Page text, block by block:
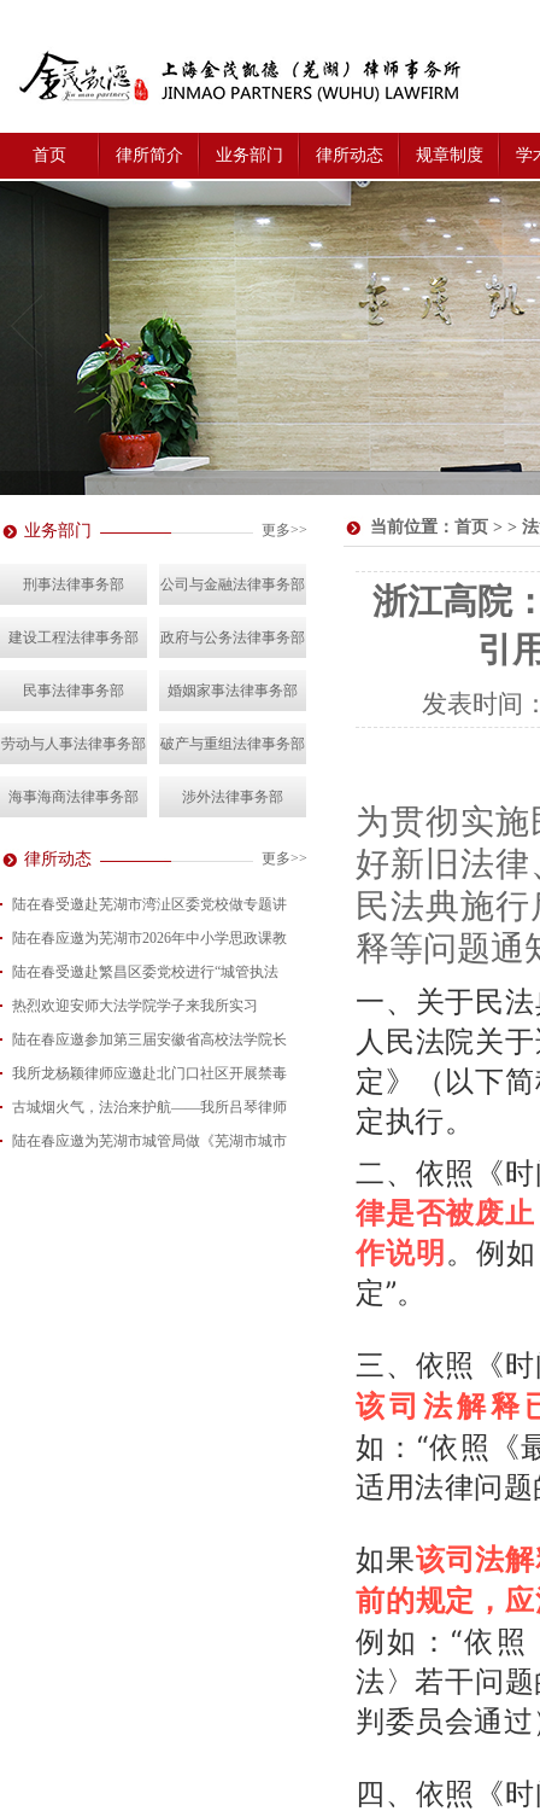
首页 律所简介 业务部门 律所动态 规章制度 学
业务部门 更多>>
刑事法律事务部 公司与金融法律事务部
建设工程法律事务部 政府与公务法律事务部
民事法律事务部 婚姻家事法律事务部
劳动与人事法律事务部 破产与重组法律事务部
海事海商法律事务部 涉外法律事务部
律所动态 更多>>
陆在春受邀赴芜湖市湾沚区委党校做专题讲
2026-08-04
陆在春应邀为芜湖市2026年中小学思政课教
2026-07-24
陆在春受邀赴繁昌区委党校进行“城管执法
2026-07-15
热烈欢迎安师大法学院学子来我所实习
2026-07-01
陆在春应邀参加第三届安徽省高校法学院长
2026-06-29
我所龙杨颖律师应邀赴北门口社区开展禁毒
2026-06-18
古城烟火气，法治来护航——我所吕琴律师
2026-05-21
陆在春应邀为芜湖市城管局做《芜湖市城市
当前位置： 首页 > >
浙江高院
引
发表时间
为贯彻实
好新旧法
民法典施
释等问题通
一、关于民
人民法院关
定》（以下
定执行。
二、依照《
律是否被废
作说明 。例
定”。
三、依照《
该司法解释
如：“依照《
适用法律问
如果该司法
前的规定，
例如：“依
法〉若干问
判委员会通
四、依照《